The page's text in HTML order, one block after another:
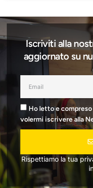
Iscriviti alla
aggiornato su
Ho letto e
volermi iscrivere alla
Rispettiamo la tua